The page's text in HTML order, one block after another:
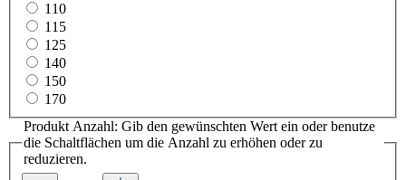
110
115
125
140
150
170
Produkt Anzahl: Gib den gewünschten Wert ein oder benutze
die Schaltflächen um die Anzahl zu erhöhen oder zu
reduzieren.